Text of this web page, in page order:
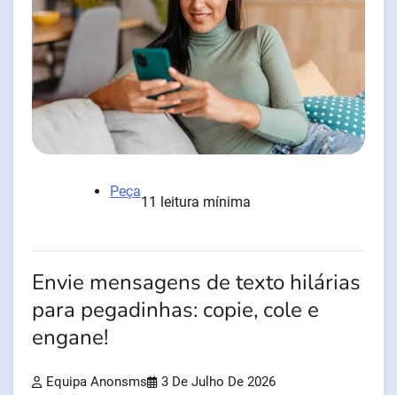
Peça
11 leitura mínima
Envie mensagens de texto hilárias
para pegadinhas: copie, cole e
engane!
Equipa Anonsms 3 De Julho De 2026